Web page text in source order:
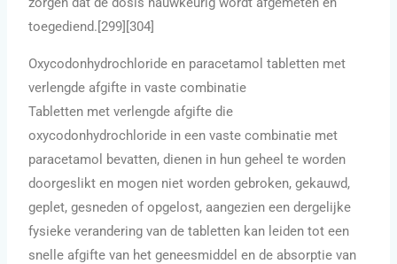
toegediend.[299][304]
Oxycodonhydrochloride en paracetamol tabletten met
verlengde afgifte in vaste combinatie
Tabletten met verlengde afgifte die
oxycodonhydrochloride in een vaste combinatie met
paracetamol bevatten, dienen in hun geheel te worden
doorgeslikt en mogen niet worden gebroken, gekauwd,
geplet, gesneden of opgelost, aangezien een dergelijke
fysieke verandering van de tabletten kan leiden tot een
snelle afgifte van het geneesmiddel en de absorptie van